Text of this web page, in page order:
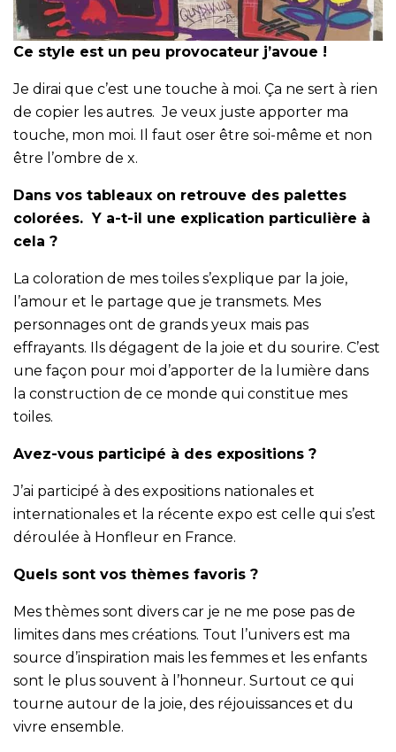
Ce style est un peu provocateur j’avoue !
Je dirai que c’est une touche à moi. Ça ne sert à rien
de copier les autres. Je veux juste apporter ma
touche, mon moi. Il faut oser être soi-même et non
être l’ombre de x.
Dans vos tableaux on retrouve des palettes
colorées. Y a-t-il une explication particulière à
cela ?
La coloration de mes toiles s’explique par la joie,
l’amour et le partage que je transmets. Mes
personnages ont de grands yeux mais pas
effrayants. Ils dégagent de la joie et du sourire. C’est
une façon pour moi d’apporter de la lumière dans
la construction de ce monde qui constitue mes
toiles.
Avez-vous participé à des expositions ?
J’ai participé à des expositions nationales et
internationales et la récente expo est celle qui s’est
déroulée à Honfleur en France.
Quels sont vos thèmes favoris ?
Mes thèmes sont divers car je ne me pose pas de
limites dans mes créations. Tout l’univers est ma
source d’inspiration mais les femmes et les enfants
sont le plus souvent à l’honneur. Surtout ce qui
tourne autour de la joie, des réjouissances et du
vivre ensemble.